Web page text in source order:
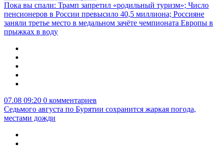
Пока вы спали: Трамп запретил «родильный туризм»; Число
пенсионеров в России превысило 40,5 миллиона; Россияне
заняли третье место в медальном зачёте чемпионата Европы в
прыжках в воду
07.08 09:20 0 комментариев
Седьмого августа по Бурятии сохранится жаркая погода,
местами дожди